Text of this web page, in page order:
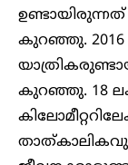
കുറഞ്ഞു. 2016
കുറഞ്ഞു. 18